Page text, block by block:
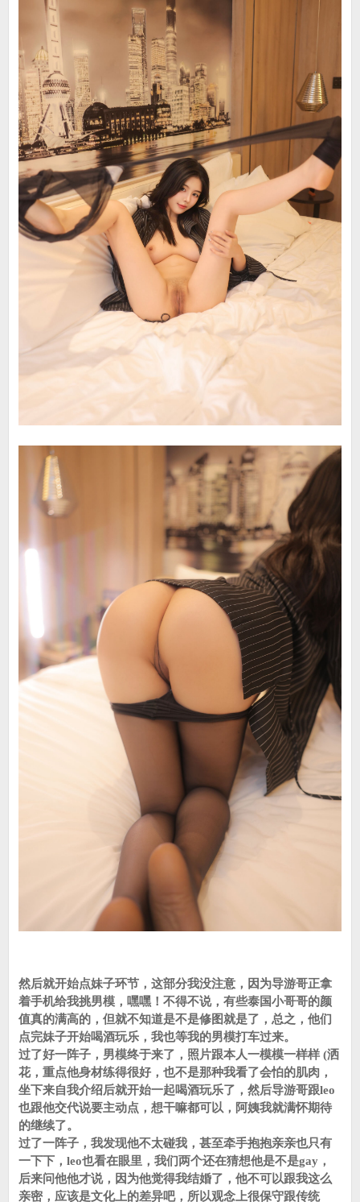
然后就开始点妹子环节，这部分我没注意，因为导游哥正拿
着手机给我挑男模，嘿嘿！不得不说，有些泰国小哥哥的颜
值真的满高的，但就不知道是不是修图就是了，总之，他们
点完妹子开始喝酒玩乐，我也等我的男模打车过来。
过了好一阵子，男模终于来了，照片跟本人一模模一样样 (洒
花，重点他身材练得很好，也不是那种我看了会怕的肌肉，
坐下来自我介绍后就开始一起喝酒玩乐了，然后导游哥跟leo
也跟他交代说要主动点，想干嘛都可以，阿姨我就满怀期待
的继续了。
过了一阵子，我发现他不太碰我，甚至牵手抱抱亲亲也只有
一下下，leo也看在眼里，我们两个还在猜想他是不是gay，
后来问他他才说，因为他觉得我结婚了，他不可以跟我这么
亲密，应该是文化上的差异吧，所以观念上很保守跟传统